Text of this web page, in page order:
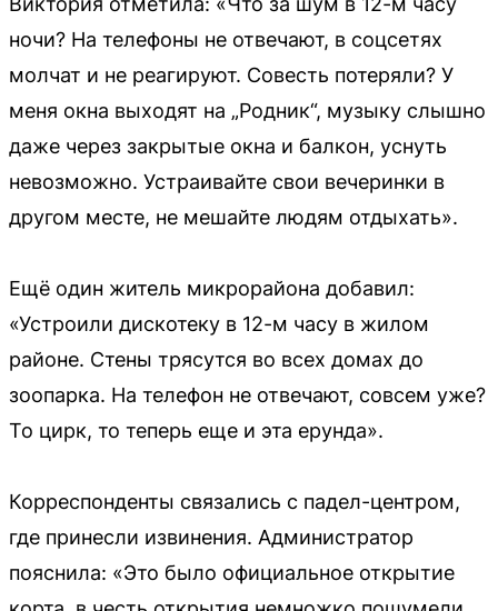
ночи? На телефоны не отвечают, в соцсетях
молчат и не реагируют. Совесть потеряли? У
меня окна выходят на „Родник“, музыку слышно
даже через закрытые окна и балкон, уснуть
невозможно. Устраивайте свои вечеринки в
другом месте, не мешайте людям отдыхать».
Ещё один житель микрорайона добавил:
«Устроили дискотеку в 12-м часу в жилом
районе. Стены трясутся во всех домах до
зоопарка. На телефон не отвечают, совсем уже?
То цирк, то теперь еще и эта ерунда».
Корреспонденты связались с падел-центром,
где принесли извинения. Администратор
пояснила: «Это было официальное открытие